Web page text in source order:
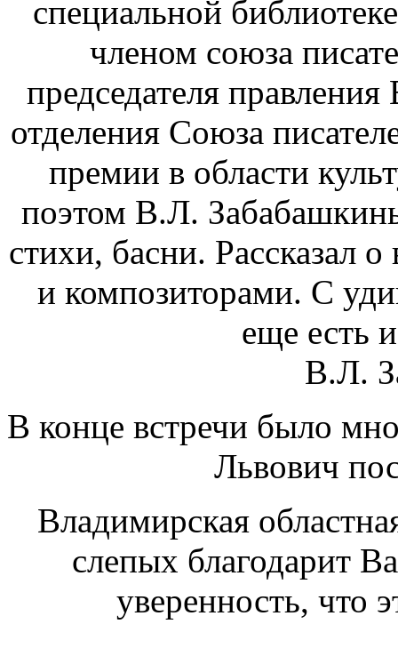
специальной
членом союза
председателя
отделения Союза
премии в области
поэтом В.Л.
стихи, басни. Рассказал
и композиторами. С
еще есть
В.Л.
В конце встречи было
Львович
Владимирская
слепых благодарит
уверенность, что